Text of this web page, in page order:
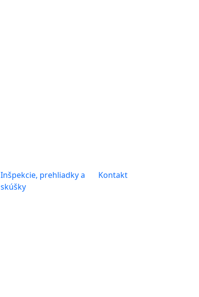
Inšpekcie, prehliadky a
skúšky
Kontakt